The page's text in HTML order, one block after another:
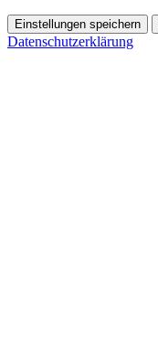
Einstellungen speichern
Datenschutzerklärung